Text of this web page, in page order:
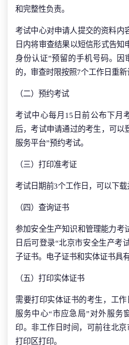
和完整性负责。
考试中心对申请人提交的资料内
日内将审查结果以短信形式告知
身份认证”预留的手机号码。因
的，审查时限按照7个工作日重新
（二）预约考试
考试中心每月15日前公布下月
后，考试申请通过的考生，可以
服务平台”预约考试。
（三）打印准考证
考试日期前3个工作日，可以下载
（四）查询证书
参加安全生产知识和管理能力考
日后可登录“北京市安全生产考
子证书。电子证书和实体证书具
（五）打印实体证书
需要打印实体证书的考生，工
服务中心“市应急局”对外服务
印。非工作日时间，可前往北
打印区打印。